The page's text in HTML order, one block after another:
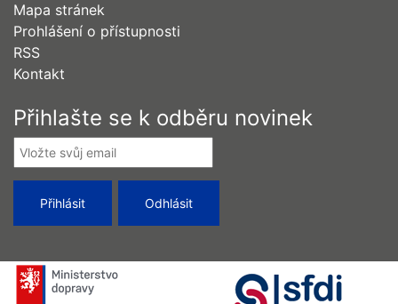
Mapa stránek
Prohlášení o přístupnosti
RSS
Kontakt
Přihlašte se k odběru novinek